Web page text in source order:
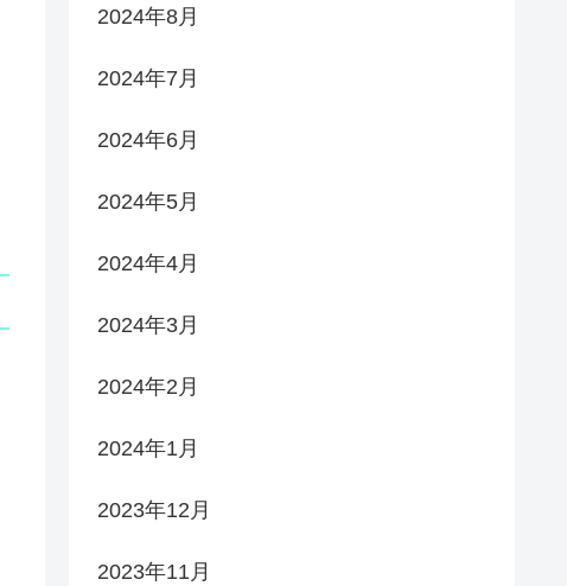
2024年8月
2024年7月
2024年6月
2024年5月
2024年4月
2024年3月
2024年2月
2024年1月
2023年12月
2023年11月